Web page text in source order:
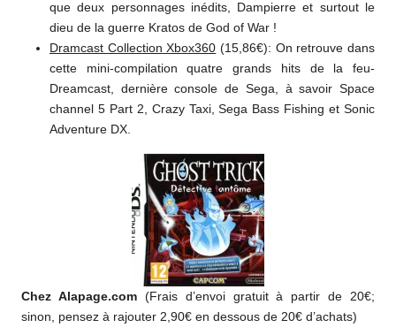
que deux personnages inédits, Dampierre et surtout le
dieu de la guerre Kratos de God of War !
Dramcast Collection Xbox360 (15,86€): On retrouve dans
cette mini-compilation quatre grands hits de la feu-
Dreamcast, dernière console de Sega, à savoir Space
channel 5 Part 2, Crazy Taxi, Sega Bass Fishing et Sonic
Adventure DX.
Chez Alapage.com(Frais d’envoi gratuit à partir de 20€;
sinon, pensez à rajouter 2,90€ en dessous de 20€ d’achats)